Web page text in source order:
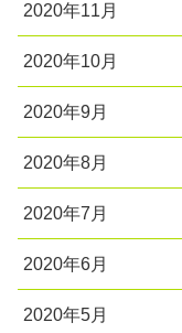
2020年11月
2020年10月
2020年9月
2020年8月
2020年7月
2020年6月
2020年5月